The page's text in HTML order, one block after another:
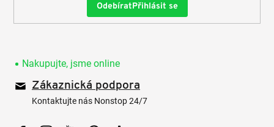
Přihlásit se
Nakupujte, jsme online
Zákaznická podpora
Kontaktujte nás Nonstop 24/7